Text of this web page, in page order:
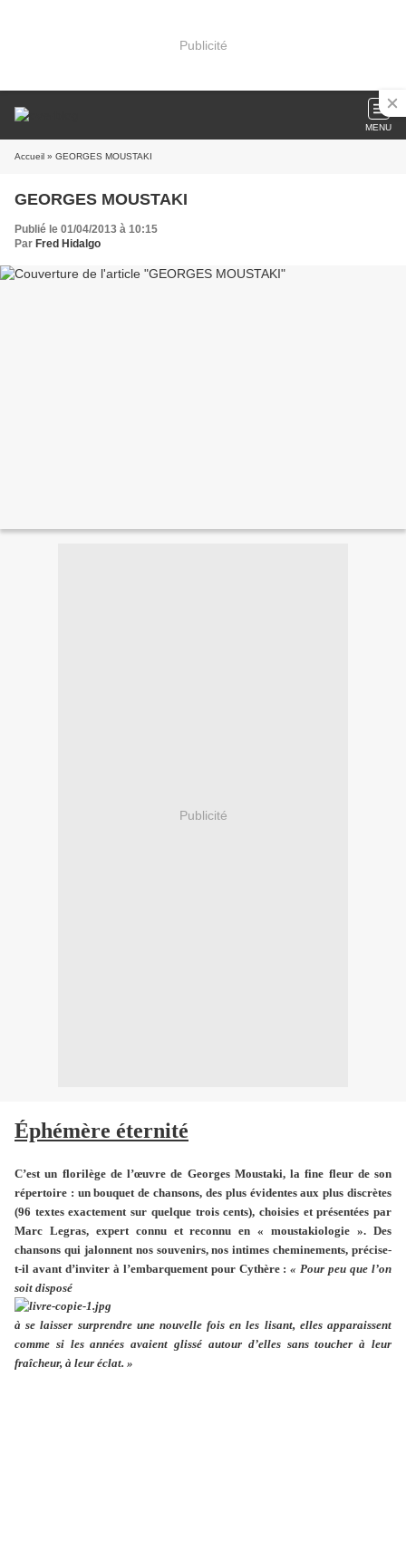
Publicité
MENU
Accueil » GEORGES MOUSTAKI
GEORGES MOUSTAKI
Publié le 01/04/2013 à 10:15
Par Fred Hidalgo
Publicité
Éphémère éternité
C’est un florilège de l’œuvre de Georges Moustaki, la fine fleur de son
répertoire : un bouquet de chansons, des plus évidentes aux plus discrètes
(96 textes exactement sur quelque trois cents), choisies et présentées par
Marc Legras, expert connu et reconnu en « moustakiologie ». Des
chansons qui jalonnent nos souvenirs, nos intimes cheminements, précise-
t-il avant d’inviter à l’embarquement pour Cythère :« Pour peu que l’on
soit disposé
à se laisser surprendre une nouvelle fois en les lisant, elles apparaissent
comme si les années avaient glissé autour d’elles sans toucher à leur
fraîcheur, à leur éclat. »